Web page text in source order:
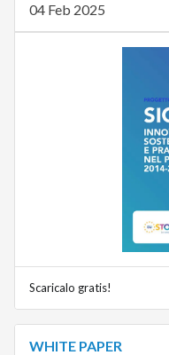
04 Feb 2025
Scaricalo gratis!
WHITE PAPER